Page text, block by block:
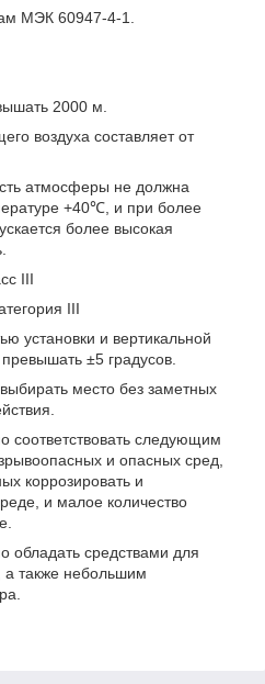
МЭК 60947-4-1.
2000 м.
воздуха составляет от
атмосферы не должна
+40℃, и при более
более высокая
III
III
установки и вертикальной
±5 градусов.
место без заметных
соответствовать следующим
и опасных сред,
коррозировать и
и малое количество
обладать средствами для
а также небольшим